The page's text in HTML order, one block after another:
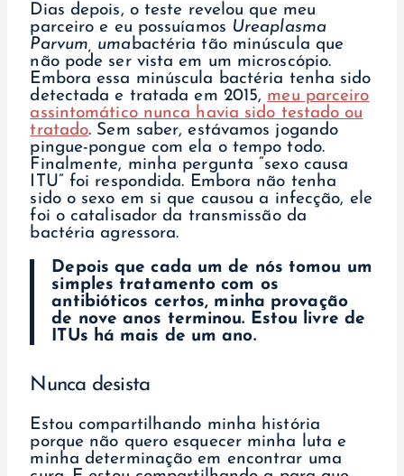
Dias depois, o teste revelou que meu
parceiro e eu possuíamos Ureaplasma
Parvum, uma bactéria tão minúscula que
não pode ser vista em um microscópio.
Embora essa minúscula bactéria tenha sido
detectada e tratada em 2015, meu parceiro
assintomático nunca havia sido testado ou
tratado. Sem saber, estávamos jogando
pingue-pongue com ela o tempo todo.
Finalmente, minha pergunta “sexo causa
ITU” foi respondida. Embora não tenha
sido o sexo em si que causou a infecção, ele
foi o catalisador da transmissão da
bactéria agressora.
Depois que cada um de nós tomou um
simples tratamento com os
antibióticos certos, minha provação
de nove anos terminou. Estou livre de
ITUs há mais de um ano.
Nunca desista
Estou compartilhando minha história
porque não quero esquecer minha luta e
minha determinação em encontrar uma